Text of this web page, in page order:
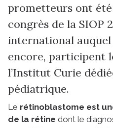
prometteurs ont
congrès de la SIOP
international
encore, participent
l’Institut Curie
pédiatrique.
Le rétinoblastome est
de la rétine dont le